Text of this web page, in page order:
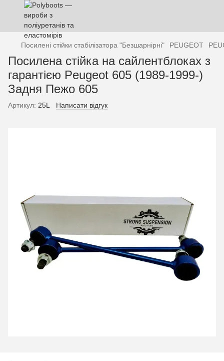
Посилені стійки стабілізатора "Безшарнірні" PEUGEOT
Посилена стійка на сайлентблоках з
гарантією Peugeot 605 (1989-1999-)
Задня Пежо 605
Артикул: 25L Написати відгук